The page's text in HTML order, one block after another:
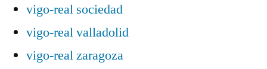
vigo-real sociedad
vigo-real valladolid
vigo-real zaragoza